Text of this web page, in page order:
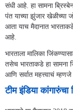
संधी आहे. हा सामना
पंत याच्या झुंजार खेळीच्या
आता याच मैदानात
आहे.
भारताला मालिका
तसेच भारताकडे हा सामना
आणि सर्वात महत्त्वाचं
टीम इंडिया कांगारुंचा